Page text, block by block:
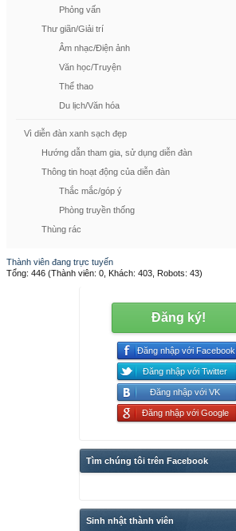
Phỏng vấn
Thư giãn/Giải trí
Âm nhạc/Điện ảnh
Văn học/Truyện
Thể thao
Du lịch/Văn hóa
Vì diễn đàn xanh sạch đẹp
Hướng dẫn tham gia, sử dụng diễn đàn
Thông tin hoạt động của diễn đàn
Thắc mắc/góp ý
Phòng truyền thống
Thùng rác
Thành viên đang trực tuyến
Tổng: 446 (Thành viên: 0, Khách: 403, Robots: 43)
Đăng ký!
Đăng nhập với Facebook
Đăng nhập với Twitter
Đăng nhập với VK
Đăng nhập với Google
Tìm chúng tôi trên Facebook
Sinh nhật thành viên